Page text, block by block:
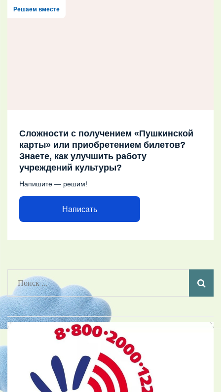
Решаем вместе
Сложности с получением «Пушкинской
карты» или приобретением билетов?
Знаете, как улучшить работу
учреждений культуры?
Напишите — решим!
Написать